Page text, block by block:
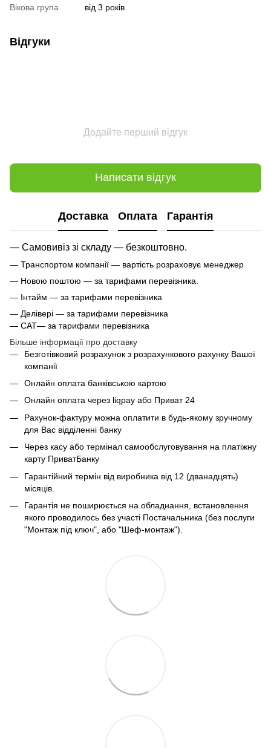
Вікова група
від 3 років
Відгуки
Додайте перший відгук
Написати відгук
Доставка Оплата Гарантія
— Самовивіз зі складу — безкоштовно.
— Транспортом компанії — вартість розраховує менеджер
— Новою поштою — за тарифами перевізника.
— Інтайм — за тарифами перевізника
— Делівері — за тарифами перевізника
— САТ— за тарифами перевізника
Більше інформації про доставку
Безготівковий розрахунок з розрахункового рахунку Вашої
компанії
Онлайн оплата банківською картою
Онлайн оплата через liqpay або Приват 24
Рахунок-фактуру можна оплатити в будь-якому зручному
для Вас відділенні банку
Через касу або термінал самообслуговування на платіжну
карту ПриватБанку
Гарантійний термін від виробника від 12 (дванадцять)
місяців.
Гарантія не поширюється на обладнання, встановлення
якого проводилось без участі Постачальника (без послуги
"Монтаж під ключ", або "Шеф-монтаж").